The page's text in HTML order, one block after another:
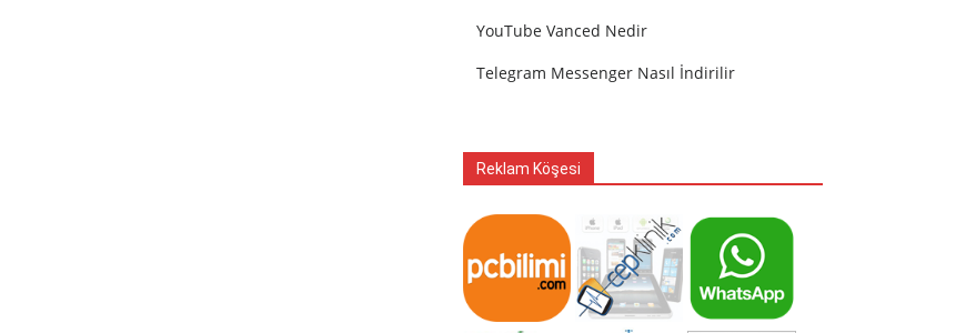
YouTube Vanced Nedir
Telegram Messenger Nasıl İndirilir
Reklam Köşesi